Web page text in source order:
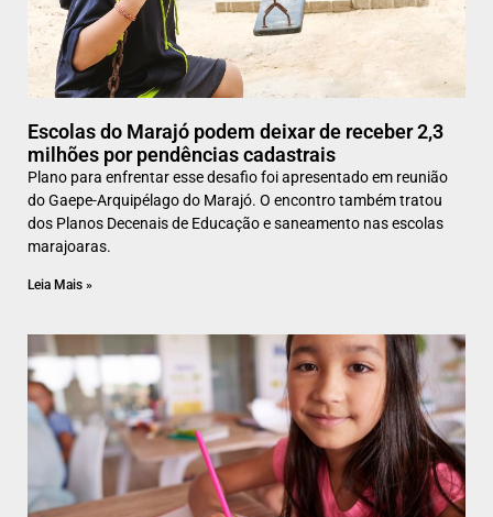
Escolas do Marajó podem deixar de receber 2,3
milhões por pendências cadastrais
Plano para enfrentar esse desafio foi apresentado em reunião
do Gaepe-Arquipélago do Marajó. O encontro também tratou
dos Planos Decenais de Educação e saneamento nas escolas
marajoaras.
Leia Mais »